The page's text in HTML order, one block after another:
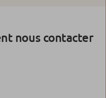
nous contacter